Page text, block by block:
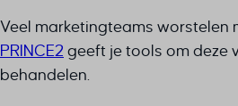
Veel marketingteams worstelen
PRINCE2 geeft je tools om deze
behandelen.